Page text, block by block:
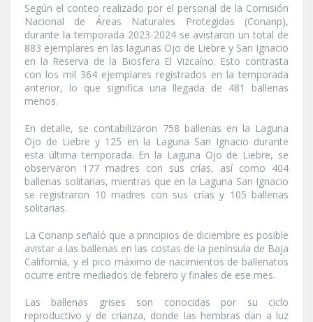
Según el conteo realizado por el personal de la Comisión
Nacional de Áreas Naturales Protegidas (Conanp),
durante la temporada 2023-2024 se avistaron un total de
883 ejemplares en las lagunas Ojo de Liebre y San Ignacio
en la Reserva de la Biosfera El Vizcaíno. Esto contrasta
con los mil 364 ejemplares registrados en la temporada
anterior, lo que significa una llegada de 481 ballenas
menos.
En detalle, se contabilizaron 758 ballenas en la Laguna
Ojo de Liebre y 125 en la Laguna San Ignacio durante
esta última temporada. En la Laguna Ojo de Liebre, se
observaron 177 madres con sus crías, así como 404
ballenas solitarias, mientras que en la Laguna San Ignacio
se registraron 10 madres con sus crías y 105 ballenas
solitarias.
La Conanp señaló que a principios de diciembre es posible
avistar a las ballenas en las costas de la península de Baja
California, y el pico máximo de nacimientos de ballenatos
ocurre entre mediados de febrero y finales de ese mes.
Las ballenas grises son conocidas por su ciclo
reproductivo y de crianza, donde las hembras dan a luz